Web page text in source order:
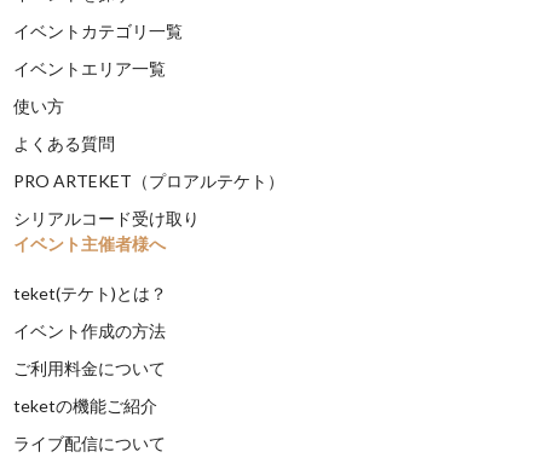
イベントカテゴリ一覧
イベントエリア一覧
使い方
よくある質問
PRO ARTEKET（プロアルテケト）
シリアルコード受け取り
イベント主催者様へ
teket(テケト)とは？
イベント作成の方法
ご利用料金について
teketの機能ご紹介
ライブ配信について